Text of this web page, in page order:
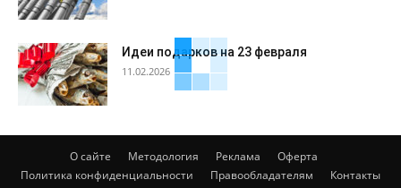
Идеи подарков на 23 февраля
11.02.2026
О сайте Методология Реклама
Оферта
Политика конфиденциальности
Правообладателям Контакты